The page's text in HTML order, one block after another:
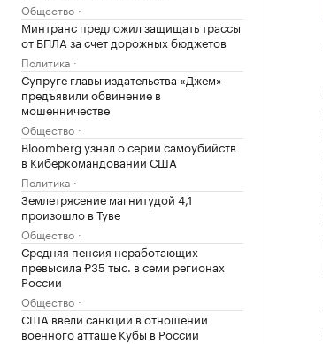
Общество
Минтранс предложил защищать трассы
от БПЛА за счет дорожных бюджетов
Политика
Супруге главы издательства «Джем»
предъявили обвинение в
мошенничестве
Общество
Bloomberg узнал о серии самоубийств
в Киберкомандовании США
Политика
Землетрясение магнитудой 4,1
произошло в Туве
Общество
Средняя пенсия неработающих
превысила ₽35 тыс. в семи регионах
России
Общество
США ввели санкции в отношении
военного атташе Кубы в России